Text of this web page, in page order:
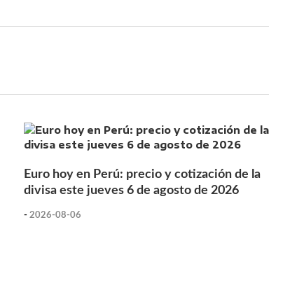
Euro hoy en Perú: precio y cotización de la
divisa este jueves 6 de agosto de 2026
- 2026-08-06